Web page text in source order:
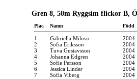
Gren 8, 50m Ryggsim flickor B,
Plac. Namn Född
1 Gabriella Milusic
2004
2
Sofia Eriksson
2004
3
Tuva Gustavsson
2004
4
Johanna Edgren
2004
5
Sofie Persson
2004
6
Jessica Linder
2004
7
Sofia Viberg
2004